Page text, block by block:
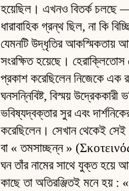
হয়েছিল। এখনও বিতর্ক চলছে
ধারাবাহিক গ্রন্থ ছিল, না কি
যেমনটি উদ্ধৃতির আকস্মিকতায়
সংরক্ষিত হয়েছে।
প্রকাশ করেছিলেন নিজেকে এক
ঘনসন্নিবিষ্ট, বিস্ময় উদ্রেককারী
ভবিষ্যদ্বক্তার সুর এবং
করেছিলেন। সেখান থেকেই
বা « তমসাচ্ছন্ন »
ঘন তাঁর নামের সাথে যুক্ত হয়ে
কাছে তা অতিরঞ্জিতই মনে হয় :